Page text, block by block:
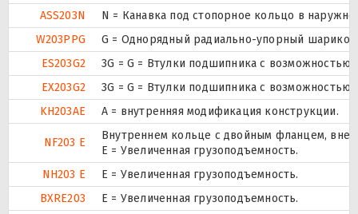
ASS203N
N = Канавка под стопорное кольцо в
W203PPG
G = Однорядный радиально-упорный
ES203G2
3G = G = Втулки подшипника с возможностью
EX203G2
3G = G = Втулки подшипника с возможностью
KH203AE
A = внутренняя модификация конструкции.
NF203 E
Внутреннем кольце с двойным фланцем,
Е = Увеличенная грузоподъемность.
NH203 E
Е = Увеличенная грузоподъемность.
BXRE203
Е = Увеличенная грузоподъемность.